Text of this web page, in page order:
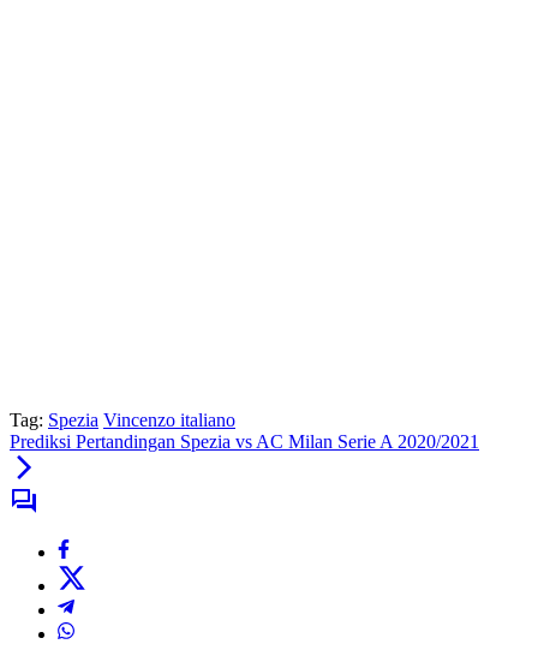
Tag: Spezia Vincenzo italiano
Prediksi Pertandingan Spezia vs AC Milan Serie A 2020/2021